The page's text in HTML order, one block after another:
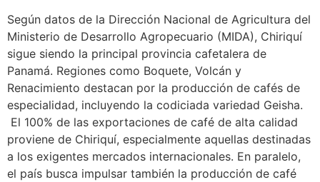
Según datos de la Dirección Nacional de Agricultura del
Ministerio de Desarrollo Agropecuario (MIDA), Chiriquí
sigue siendo la principal provincia cafetalera de
Panamá. Regiones como Boquete, Volcán y
Renacimiento destacan por la producción de cafés de
especialidad, incluyendo la codiciada variedad Geisha.
El 100% de las exportaciones de café de alta calidad
proviene de Chiriquí, especialmente aquellas destinadas
a los exigentes mercados internacionales. En paralelo,
el país busca impulsar también la producción de café